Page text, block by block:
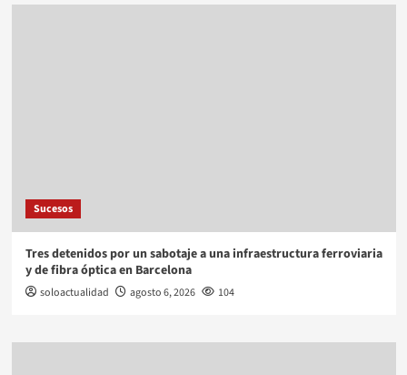
Sucesos
Tres detenidos por un sabotaje a una infraestructura ferroviaria
y de fibra óptica en Barcelona
soloactualidad agosto 6, 2026 104